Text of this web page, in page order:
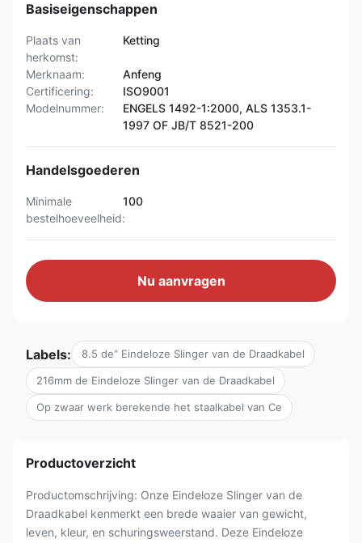
Basiseigenschappen
Plaats van
herkomst:
Ketting
Merknaam:
Anfeng
Certificering:
ISO9001
Modelnummer:
ENGELS 1492-1:2000, ALS 1353.1-
1997 OF JB/T 8521-200
Handelsgoederen
Minimale
bestelhoeveelheid:
100
Nu aanvragen
Labels: 8.5 de“ Eindeloze Slinger van de Draadkabel
216mm de Eindeloze Slinger van de Draadkabel
Op zwaar werk berekende het staalkabel van Ce
Productoverzicht
Productomschrijving: Onze Eindeloze Slinger van de
Draadkabel kenmerkt een brede waaier van gewicht,
leven, kleur, en schuringsweerstand. Deze Eindeloze